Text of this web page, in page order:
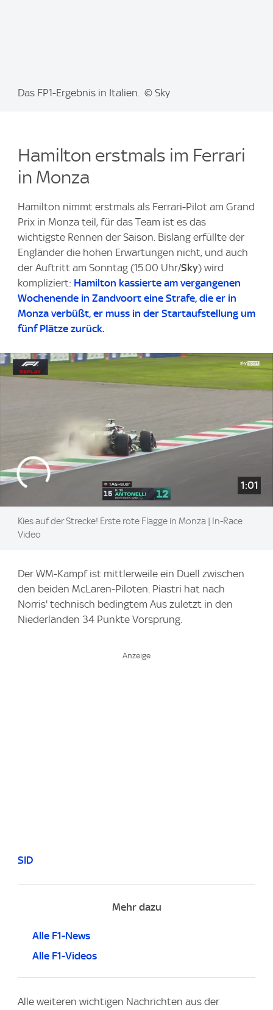
Das FP1-Ergebnis in Italien. © Sky
Hamilton erstmals im Ferrari
in Monza
Hamilton nimmt erstmals als Ferrari-Pilot am Grand
Prix in Monza teil, für das Team ist es das
wichtigste Rennen der Saison. Bislang erfüllte der
Engländer die hohen Erwartungen nicht, und auch
der Auftritt am Sonntag (15.00 Uhr/Sky) wird
kompliziert: Hamilton kassierte am vergangenen
Wochenende in Zandvoort eine Strafe, die er in
Monza verbüßt, er muss in der Startaufstellung um
fünf Plätze zurück.
1:01
Kies auf der Strecke! Erste rote Flagge in Monza | In-Race
Video
Der WM-Kampf ist mittlerweile ein Duell zwischen
den beiden McLaren-Piloten. Piastri hat nach
Norris' technisch bedingtem Aus zuletzt in den
Niederlanden 34 Punkte Vorsprung.
SID
Mehr dazu
Alle F1-News
Alle F1-Videos
Alle weiteren wichtigen Nachrichten aus der